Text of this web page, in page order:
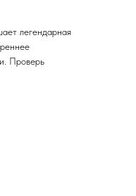
легендарная
Проверь